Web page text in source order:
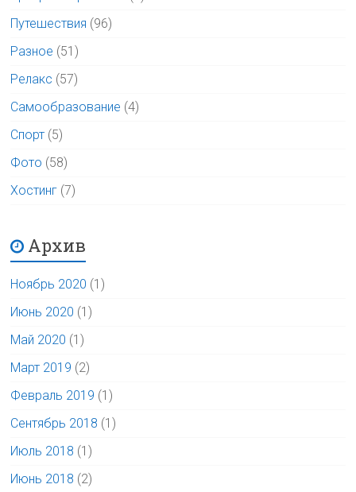
Путешествия (96)
Разное (51)
Релакс (57)
Самообразование (4)
Спорт (5)
Фото (58)
Хостинг (7)
Архив
Ноябрь 2020 (1)
Июнь 2020 (1)
Май 2020 (1)
Март 2019 (2)
Февраль 2019 (1)
Сентябрь 2018 (1)
Июль 2018 (1)
Июнь 2018 (2)